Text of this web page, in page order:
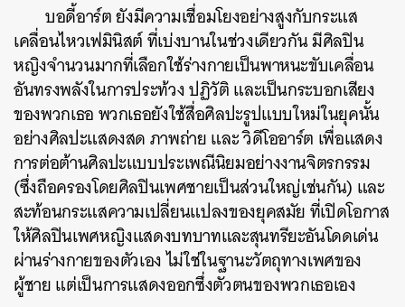
บอดี้อาร์ต ยังมีความเชื่อมโยงอย่างสูงกับกระแส
เคลื่อนไหวเฟมินิสต์ ที่เบ่งบานในช่วงเดียวกัน มีศิลปิน
หญิงจำนวนมากที่เลือกใช้ร่างกายเป็นพาหนะขับเคลื่อน
อันทรงพลังในการประท้วง ปฏิวัติ และเป็นกระบอกเสียง
ของพวกเธอ พวกเธอยังใช้สื่อศิลปะรูปแบบใหม่ในยุคนั้น
อย่างศิลปะแสดงสด ภาพถ่าย และ วิดีโออาร์ต เพื่อแสดง
การต่อต้านศิลปะแบบประเพณีนิยมอย่างงานจิตรกรรม
(ซึ่งถือครองโดยศิลปินเพศชายเป็นส่วนใหญ่เช่นกัน) และ
สะท้อนกระแสความเปลี่ยนแปลงของยุคสมัย ที่เปิดโอกาส
ให้ศิลปินเพศหญิงแสดงบทบาทและสุนทรียะอันโดดเด่น
ผ่านร่างกายของตัวเอง ไม่ใช่ในฐานะวัตถุทางเพศของ
ผู้ชาย แต่เป็นการแสดงออกซึ่งตัวตนของพวกเธอเอง